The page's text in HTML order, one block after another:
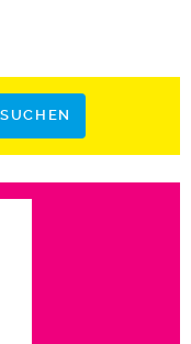
SUCHEN